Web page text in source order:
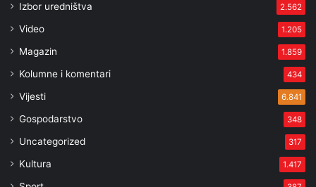
Izbor uredništva 2.562
Video 1.205
Magazin 1.859
Kolumne i komentari 434
Vijesti 6.841
Gospodarstvo 348
Uncategorized 317
Kultura 1.417